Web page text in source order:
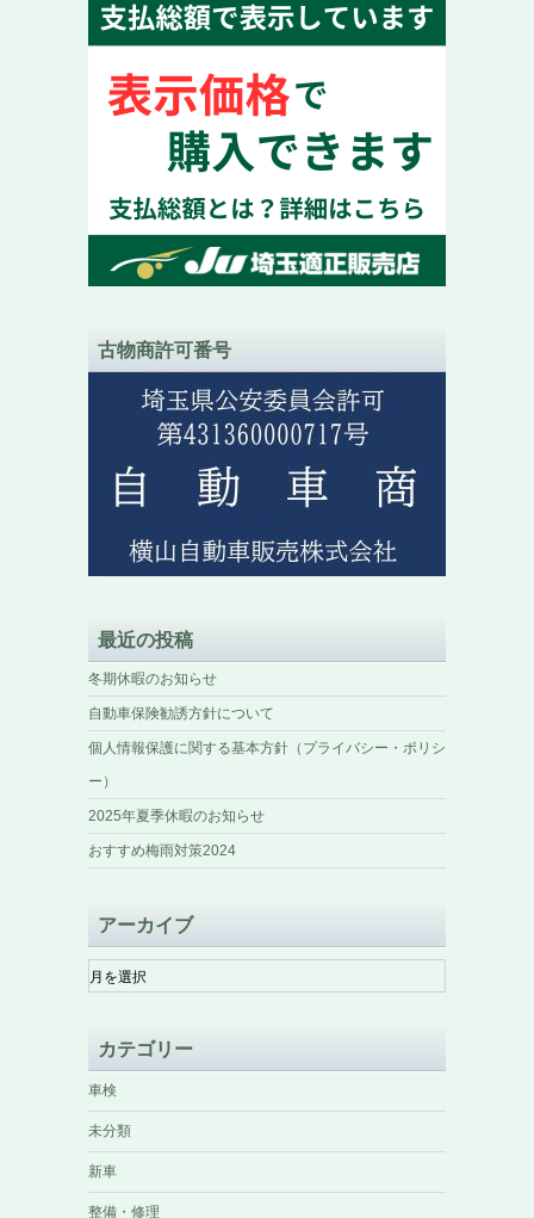
古物商許可番号
最近の投稿
冬期休暇のお知らせ
自動車保険勧誘方針について
個人情報保護に関する基本方針（プライバシー・ポリシ
ー）
2025年夏季休暇のお知らせ
おすすめ梅雨対策2024
アーカイブ
ア
ー
ブカテゴリー
車検
未分類
新車
整備・修理